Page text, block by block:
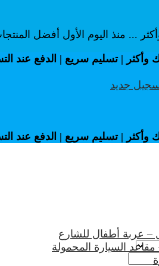
... منذ اليوم الأول أفضل
| تسليم سريع | الدفع عند
جديد
| تسليم سريع | الدفع عند
– عربة أطفال للشارع
السيارة المحمولة